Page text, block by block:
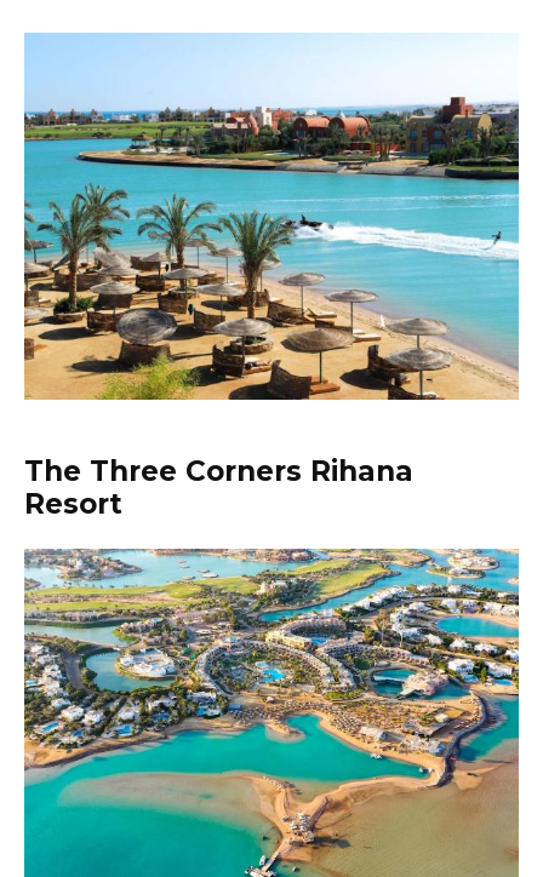
The Three Corners Rihana
Resort